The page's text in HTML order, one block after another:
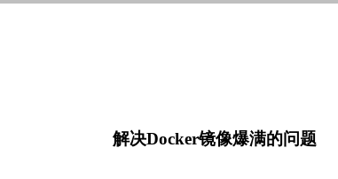
解决Docker镜像爆满的问题